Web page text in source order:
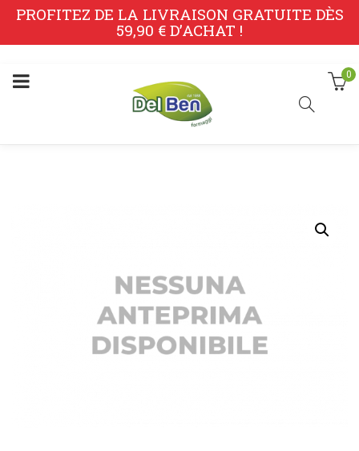
PROFITEZ DE LA LIVRAISON GRATUITE DÈS
59,90 € D’ACHAT !
0